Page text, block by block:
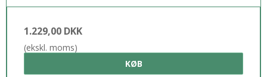
1.229,00 DKK
(ekskl. moms)
KØB